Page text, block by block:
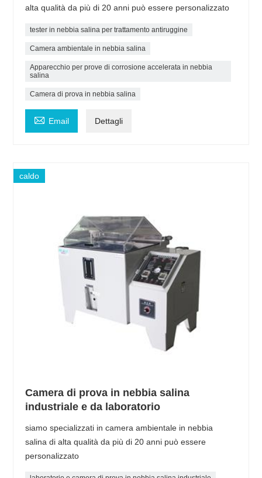
alta qualità da più di 20 anni può essere personalizzato
tester in nebbia salina per trattamento antiruggine
Camera ambientale in nebbia salina
Apparecchio per prove di corrosione accelerata in nebbia
salina
Camera di prova in nebbia salina
 Email Dettagli
caldo
Camera di prova in nebbia salina
industriale e da laboratorio
siamo specializzati in camera ambientale in nebbia
salina di alta qualità da più di 20 anni può essere
personalizzato